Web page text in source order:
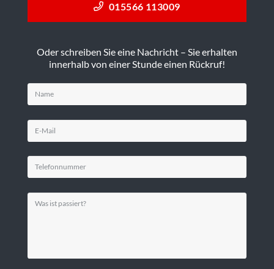
015566 113009
Oder schreiben Sie eine Nachricht – Sie erhalten
innerhalb von einer Stunde einen Rückruf!